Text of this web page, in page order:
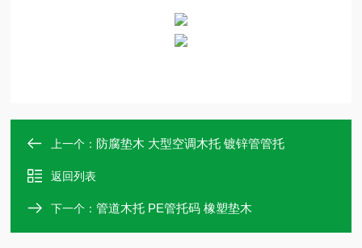
上一个： 防腐垫木 大型空调木托 镀锌管管托
返回列表
下一个：管道木托 PE管托码 橡塑垫木